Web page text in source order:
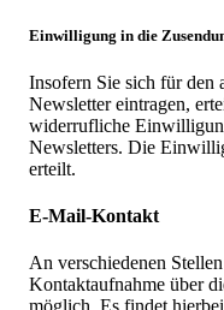
Einwilligung in die
Insofern Sie sich für den
Newsletter eintragen,
widerrufliche
Newsletters. Die
erteilt.
E-Mail-Kontakt
An verschiedenen
Kontaktaufnahme über